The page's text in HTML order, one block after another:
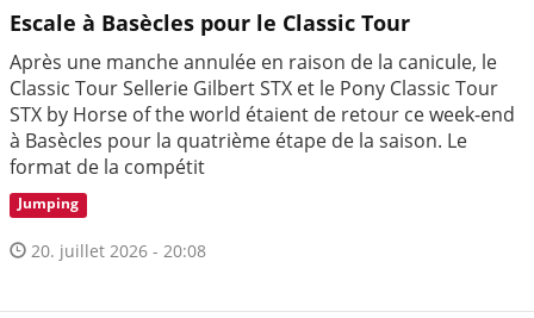
Escale à Basècles pour le Classic Tour
Après une manche annulée en raison de la canicule, le
Classic Tour Sellerie Gilbert STX et le Pony Classic Tour
STX by Horse of the world étaient de retour ce week-end
à Basècles pour la quatrième étape de la saison. Le
format de la compétit
Jumping
20. juillet 2026 - 20:08